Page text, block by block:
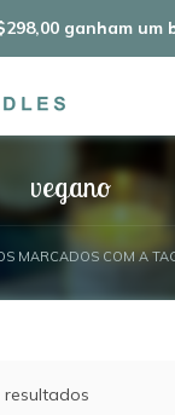
ganham um
vegano
MARCADOS COM A
resultados